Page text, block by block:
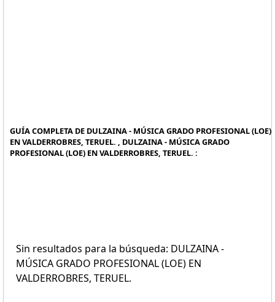
GUÍA COMPLETA DE DULZAINA - MÚSICA GRADO PROFESIONAL (LOE)
EN VALDERROBRES, TERUEL. , DULZAINA - MÚSICA GRADO
PROFESIONAL (LOE) EN VALDERROBRES, TERUEL. :
Sin resultados para la búsqueda: DULZAINA -
MÚSICA GRADO PROFESIONAL (LOE) EN
VALDERROBRES, TERUEL.